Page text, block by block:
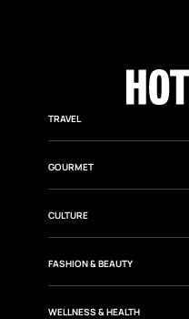
TRAVEL
GOURMET
CULTURE
FASHION & BEAUTY
WELLNESS & HEALTH